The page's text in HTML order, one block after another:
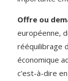
Offre ou
européenne,
rééquilibrage
économique
c’est-à-dire